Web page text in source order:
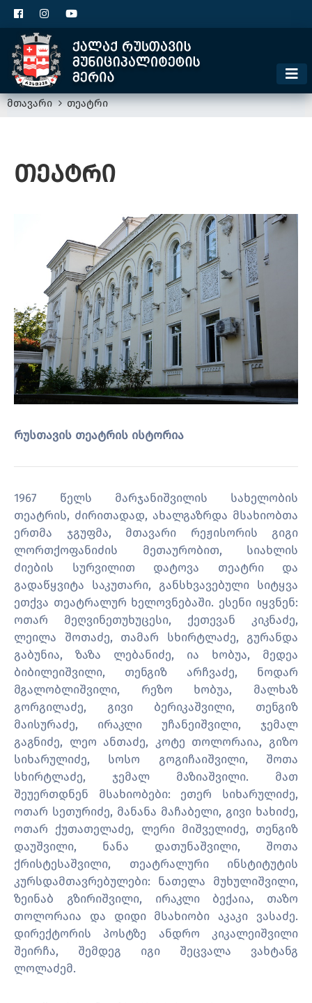
მთავარი თეატრი
თეატრი
რუსთავის თეატრის ისტორია
1967 წელს მარჯანიშვილის სახელობის
თეატრის, ძირითადად, ახალგაზრდა მსახიობთა
ერთმა ჯგუფმა, მთავარი რეჟისორის გიგი
ლორთქოფანიძის მეთაურობით, სიახლის
ძიების სურვილით დატოვა თეატრი და
გადაწყვიტა საკუთარი, განსხვავებული სიტყვა
ეთქვა თეატრალურ ხელოვნებაში. ესენი იყვნენ:
ოთარ მეღვინეთუხუცესი, ქეთევან კიკნაძე,
ლეილა შოთაძე, თამარ სხირტლაძე, გურანდა
გაბუნია, ზაზა ლებანიძე, ია ხობუა, მედეა
ბიბილეიშვილი, თენგიზ არჩვაძე, ნოდარ
მგალობლიშვილი, რეზო ხობუა, მალხაზ
გორგილაძე, გივი ბერიკაშვილი, თენგიზ
მაისურაძე, ირაკლი უჩანეიშვილი, ჯემალ
გაგნიძე, ლეო ანთაძე, კოტე თოლორაია, გიზო
სიხარულიძე, სოსო გოგიჩაიშვილი, შოთა
სხირტლაძე, ჯემალ მაზიაშვილი. მათ
შეუერთდნენ მსახიობები: ეთერ სიხარულიძე,
ოთარ სეთურიძე, მანანა მაჩაბელი, გივი ხახიძე,
ოთარ ქუთათელაძე, ლერი მიშველიძე, თენგიზ
დაუშვილი, ნანა დათუნაშვილი, შოთა
ქრისტესაშვილი, თეატრალური ინსტიტუტის
კურსდამთავრებულები: ნათელა მუხულიშვილი,
ზეინაბ გზირიშვილი, ირაკლი ბექაია, თაზო
თოლორაია და დიდი მსახიობი აკაკი ვასაძე.
დირექტორის პოსტზე ანდრო კიკალეიშვილი
შეირჩა, შემდეგ იგი შეცვალა ვახტანგ
ლოლაძემ.